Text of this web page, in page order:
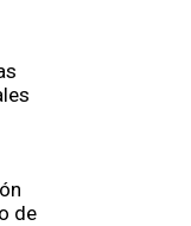
de